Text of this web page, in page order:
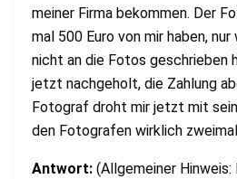
meiner Firma bekommen. Der
mal 500 Euro von mir haben,
nicht an die Fotos geschrieben
jetzt nachgeholt, die Zahlung
Fotograf droht mir jetzt mit
den Fotografen wirklich
Antwort: (Allgemeiner Hinweis: